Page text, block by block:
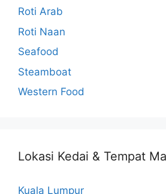
Roti Arab
Roti Naan
Seafood
Steamboat
Western Food
Lokasi Kedai & Tempat
Kuala Lumpur